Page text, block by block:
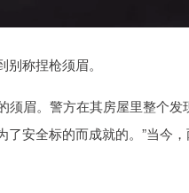
称捏枪须眉。
。警方在其房屋里整个发
安全标的而成就的。”当今